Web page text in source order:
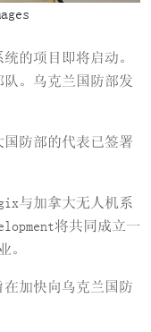
的项目即将启动。
。乌克兰国防部发
防部的代表已签署
与加拿大无人机系
将共同成立一
。
加快向乌克兰国防